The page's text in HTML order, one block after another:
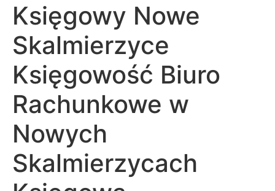
Księgowy Nowe
Skalmierzyce
Księgowość Biuro
Rachunkowe w
Nowych
Skalmierzycach